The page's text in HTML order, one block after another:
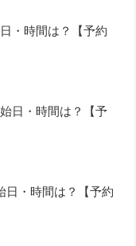
・時間は？【予約
日・時間は？【予
日・時間は？【予約